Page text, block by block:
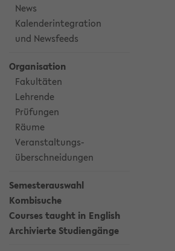
News
Kalenderintegration
und Newsfeeds
Organisation
Fakultäten
Lehrende
Prüfungen
Räume
Veranstaltungs-
überschneidungen
Semesterauswahl
Kombisuche
Courses taught in English
Archivierte Studiengänge